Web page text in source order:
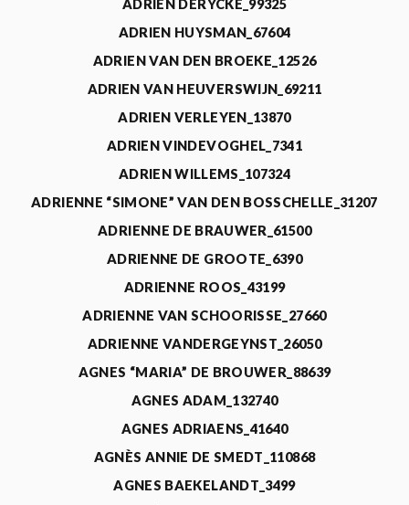
ADRIEN DERYCKE_99325
ADRIEN HUYSMAN_67604
ADRIEN VAN DEN BROEKE_12526
ADRIEN VAN HEUVERSWIJN_69211
ADRIEN VERLEYEN_13870
ADRIEN VINDEVOGHEL_7341
ADRIEN WILLEMS_107324
ADRIENNE “SIMONE” VAN DEN BOSSCHELLE_31207
ADRIENNE DE BRAUWER_61500
ADRIENNE DE GROOTE_6390
ADRIENNE ROOS_43199
ADRIENNE VAN SCHOORISSE_27660
ADRIENNE VANDERGEYNST_26050
AGNES “MARIA” DE BROUWER_88639
AGNES ADAM_132740
AGNES ADRIAENS_41640
AGNÈS ANNIE DE SMEDT_110868
AGNES BAEKELANDT_3499